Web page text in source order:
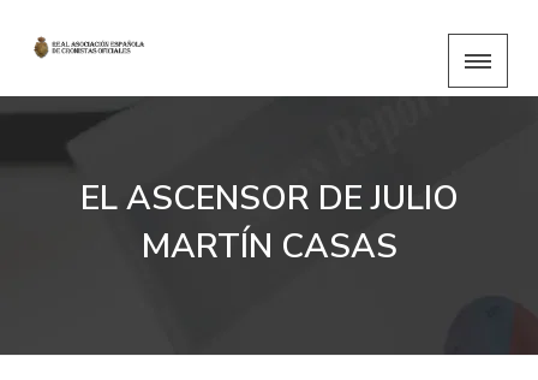
EL ASCENSOR DE JULIO
MARTÍN CASAS